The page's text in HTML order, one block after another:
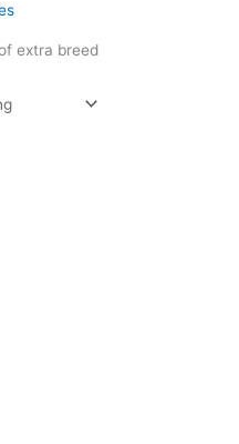
extra breed